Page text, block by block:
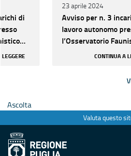
di
23 aprile 2024
Avviso per n. 3
lavoro autonomo
l’Osservatorio
CONTINUA A
Ascolta
Valuta questo